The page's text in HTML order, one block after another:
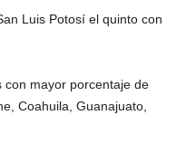
Luis Potosí el quinto con
con mayor porcentaje de
Coahuila, Guanajuato,